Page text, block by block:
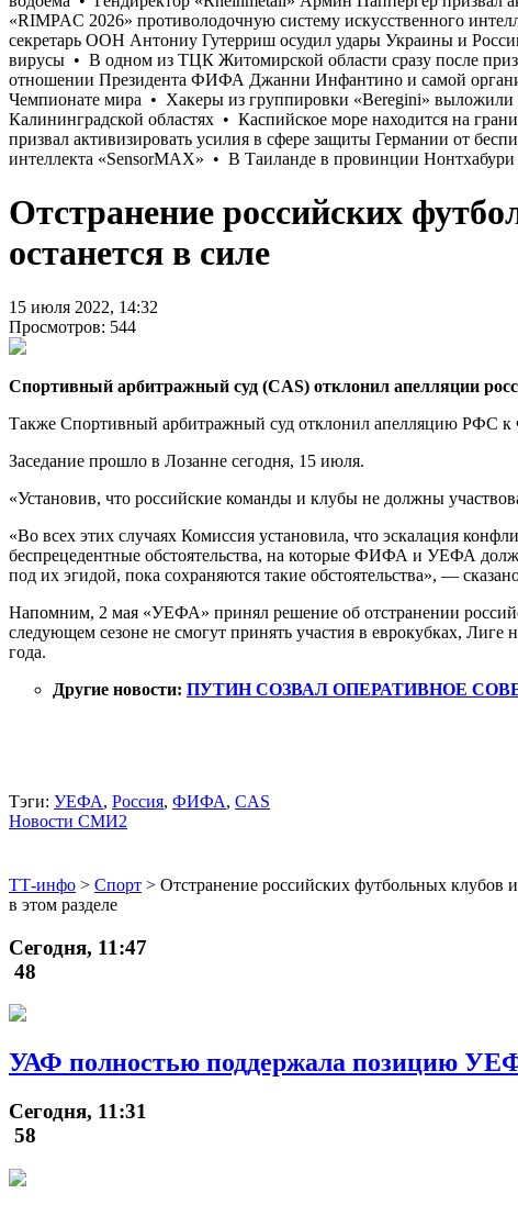
Отстранение российских
останется в силе
15 июля 2022, 14:32
Просмотров: 544
Спортивный арбитражный суд (CAS) отклонил апелляции
Также Спортивный арбитражный суд отклонил апелляцию РФС
Заседание прошло в Лозанне сегодня, 15 июля.
«Установив, что российские команды и клубы не должны
«Во всех этих случаях Комиссия установила, что эскалация
беспрецедентные обстоятельства, на которые ФИФА и УЕФА
под их эгидой, пока сохраняются такие обстоятельства», —
Напомним, 2 мая «УЕФА» принял решение об отстранении
следующем сезоне не смогут принять участия в еврокубках,
года.
Другие новости: ПУТИН СОЗВАЛ ОПЕРАТИВНОЕ
Тэги: УЕФА, Россия, ФИФА, CAS
Новости СМИ2
ТТ-инфо > Спорт > Отстранение российских футбольных клубов
в этом разделе
Сегодня, 11:47
48
УАФ полностью поддержала позицию
Сегодня, 11:31
58